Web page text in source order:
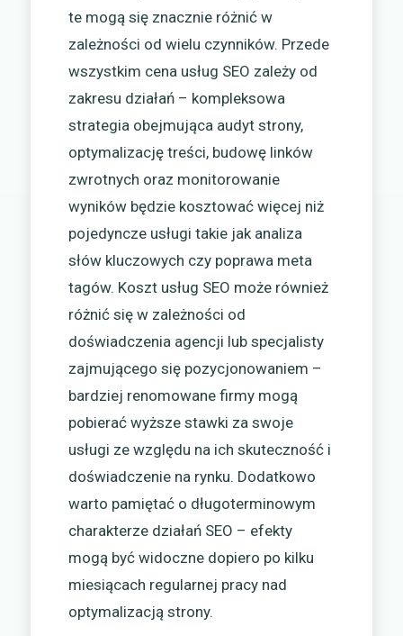
te mogą się znacznie różnić w
zależności od wielu czynników. Przede
wszystkim cena usług SEO zależy od
zakresu działań – kompleksowa
strategia obejmująca audyt strony,
optymalizację treści, budowę linków
zwrotnych oraz monitorowanie
wyników będzie kosztować więcej niż
pojedyncze usługi takie jak analiza
słów kluczowych czy poprawa meta
tagów. Koszt usług SEO może również
różnić się w zależności od
doświadczenia agencji lub specjalisty
zajmującego się pozycjonowaniem –
bardziej renomowane firmy mogą
pobierać wyższe stawki za swoje
usługi ze względu na ich skuteczność i
doświadczenie na rynku. Dodatkowo
warto pamiętać o długoterminowym
charakterze działań SEO – efekty
mogą być widoczne dopiero po kilku
miesiącach regularnej pracy nad
optymalizacją strony.